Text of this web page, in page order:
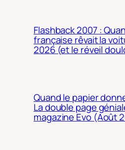
Flashback 2007 :
française rêvait la
2026 (et le réveil
Quand le papier
La double page
magazine Evo (Août